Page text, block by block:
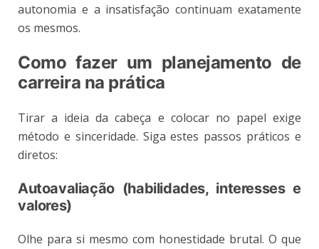
autonomia e a insatisfação continuam exatamente
os mesmos.
Como fazer um planejamento de
carreira na prática
Tirar a ideia da cabeça e colocar no papel exige
método e sinceridade. Siga estes passos práticos e
diretos:
Autoavaliação (habilidades, interesses e
valores)
Olhe para si mesmo com honestidade brutal. O que